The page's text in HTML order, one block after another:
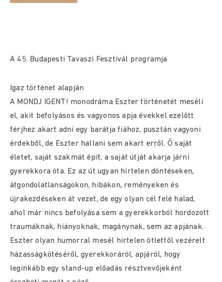
A 45. Budapesti Tavaszi Fesztivál programja
Igaz történet alapján
A MONDJ IGENT! monodráma Eszter történetét meséli
el, akit befolyásos és vagyonos apja évekkel ezelőtt
férjhez akart adni egy barátja fiához, pusztán vagyoni
érdekből, de Eszter hallani sem akart erről. Ő saját
életet, saját szakmát épít, a saját útját akarja járni
gyerekkora óta. Ez az út ugyan hirtelen döntéseken,
átgondolatlanságokon, hibákon, reményeken és
újrakezdéseken át vezet, de egy olyan cél felé halad,
ahol már nincs befolyása sem a gyerekkorból hordozott
traumáknak, hiányoknak, magánynak, sem az apjának.
Eszter olyan humorral mesél hirtelen ötlettől vezérelt
házasságkötéséről, gyerekkoráról, apjáról, hogy
leginkább egy stand-up előadás résztvevőjeként